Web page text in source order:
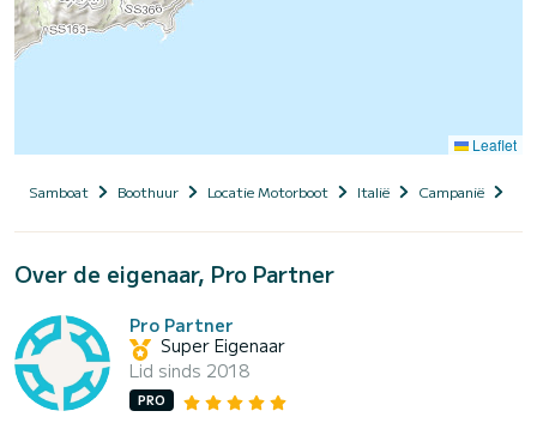
Leaflet
Samboat Boothuur Locatie Motorboot Italië Campanië
Over de eigenaar, Pro Partner
Pro Partner
Super Eigenaar
Lid sinds 2018
PRO